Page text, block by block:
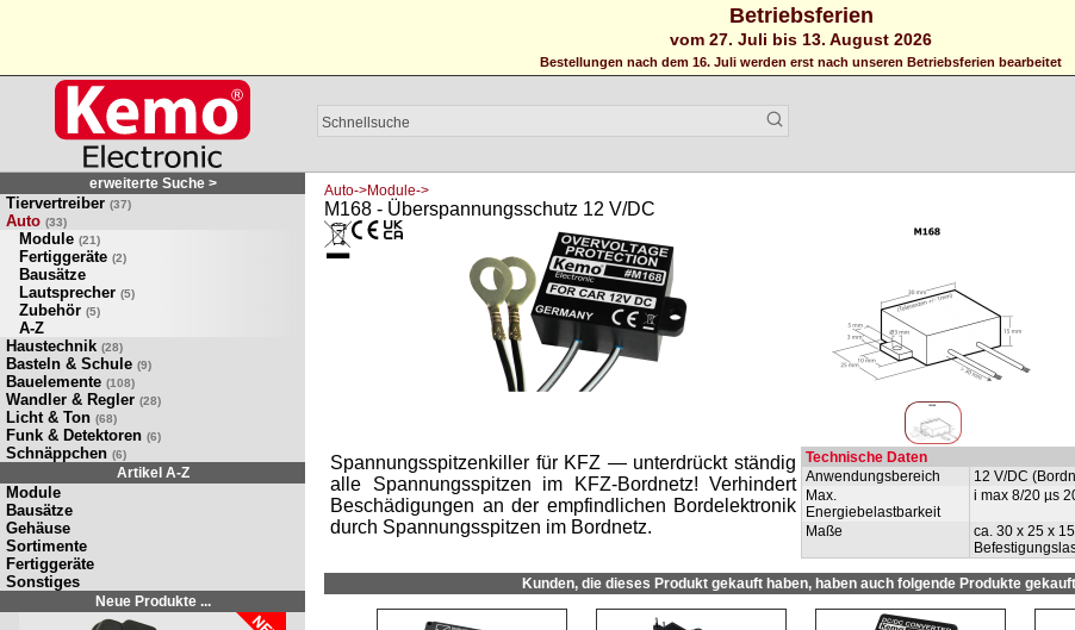
Betriebsferien
vom 27. Juli bis 13. August 2026
Bestellungen nach dem 16. Juli werden erst nach unseren Betriebsferien bearbeitet
erweiterte Suche >
Tiervertreiber (37)
Auto (33)
Module (21)
Fertiggeräte (2)
Bausätze
Lautsprecher (5)
Zubehör (5)
A-Z
Haustechnik (28)
Basteln & Schule (9)
Bauelemente (108)
Wandler & Regler (28)
Licht & Ton (68)
Funk & Detektoren (6)
Schnäppchen (6)
Artikel A-Z
Module
Bausätze
Gehäuse
Sortimente
Fertiggeräte
Sonstiges
Neue Produkte ...
Auto->Module->
M168 - Überspannungsschutz 12 V/DC
Technische Daten
Anwendungsbereich
12 V/DC
Max.
Energiebelastbarkeit
i max 8/20 µs
Maße
ca. 30 x 25 x
Spannungsspitzenkiller für KFZ — unterdrückt ständig
alle Spannungsspitzen im KFZ-Bordnetz! Verhindert
Beschädigungen an der empfindlichen Bordelektronik
durch Spannungsspitzen im Bordnetz.
Kunden, die dieses Produkt gekauft haben, haben auch folgende Produkte